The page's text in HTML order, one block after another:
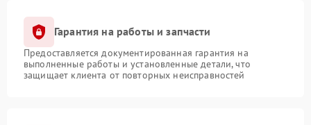
Гарантия на работы и запчасти
Предоставляется документированная гарантия на
выполненные работы и установленные детали, что
защищает клиента от повторных неисправностей